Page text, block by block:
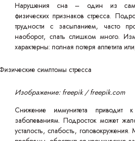
Нарушения сна – один из
физических признаков стресса.
трудности с засыпанием, часто
наоборот, спать слишком много.
характерны: полная потеря аппетита
Изображение: freepik / freepik.com
Снижение иммунитета приводит
заболеваниям. Подросток может
усталость, слабость,